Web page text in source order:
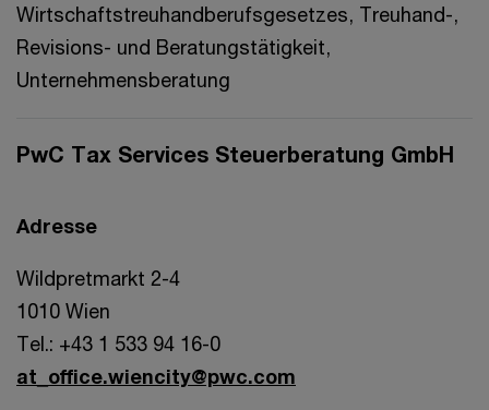
Wirtschaftstreuhandberufsgesetzes, Treuhand-,
Revisions- und Beratungstätigkeit,
Unternehmensberatung
PwC Tax Services Steuerberatung GmbH
Adresse
Wildpretmarkt 2-4
1010 Wien
Tel.: +43 1 533 94 16-0
at_office.wiencity@pwc.com